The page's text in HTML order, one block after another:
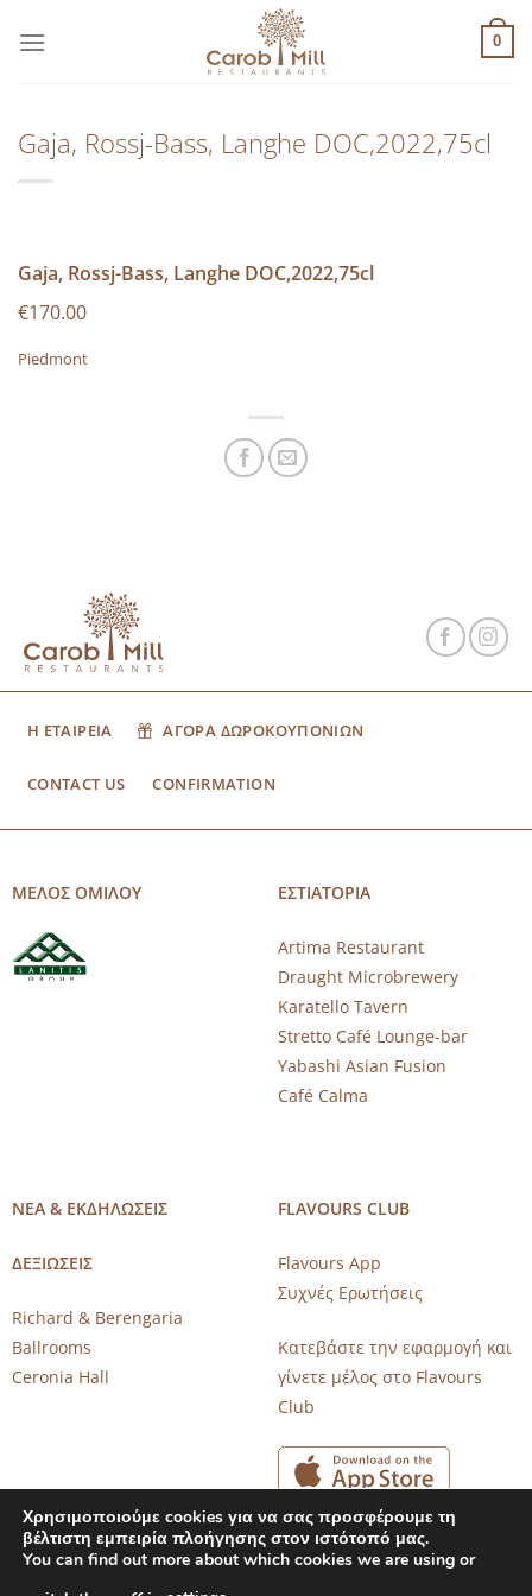
στο
0
Gaja, Rossj-Bass, Langhe DOC,2022,75cl
Gaja, Rossj-Bass, Langhe DOC,2022,75cl
€170.00
Piedmont
Η ΕΤΑΙΡΕΙΑ ΑΓΟΡΑ ΔΩΡΟΚΟΥΠΟΝΙΩΝ
CONTACT US CONFIRMATION
ΜΕΛΟΣ ΟΜΙΛΟΥ ΕΣΤΙΑΤΟΡΙΑ
Artima Restaurant
Draught Microbrewery
Karatello Tavern
Stretto Café Lounge-bar
Yabashi Asian Fusion
Café Calma
ΝΕΑ & ΕΚΔΗΛΩΣΕΙΣ
ΔΕΞΙΩΣΕΙΣ
Richard & Berengaria
Ballrooms
Ceronia Hall
FLAVOURS CLUB
Flavours App
Συχνές Ερωτήσεις
Κατεβάστε την εφαρμογή και
γίνετε μέλος στο Flavours
Club
Χρησιμοποιούμε cookies για να σας προσφέρουμε τη
βέλτιστη εμπειρία πλοήγησης στον ιστότοπό μας.
You can find out more about which cookies we are using or